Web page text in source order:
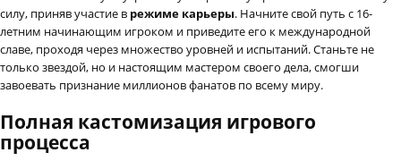
силу, приняв участие в режиме карьеры. Начните свой путь с 16-
летним начинающим игроком и приведите его к международной
славе, проходя через множество уровней и испытаний. Станьте не
только звездой, но и настоящим мастером своего дела, смогши
завоевать признание миллионов фанатов по всему миру.
Полная кастомизация игрового
процесса